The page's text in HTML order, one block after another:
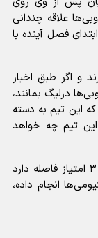
علاقه چندانی
فصل آینده با
و اگر طبق اخبار
شود و ذوبی‌ها درلیگ بمانند،
این تیم به دسته
تیم چه خواهد
ذوب‌آهن با تیم آلومینیوم رده چهاردهمی فقط ۳ امتیاز فاصله دارد
انجام داده،